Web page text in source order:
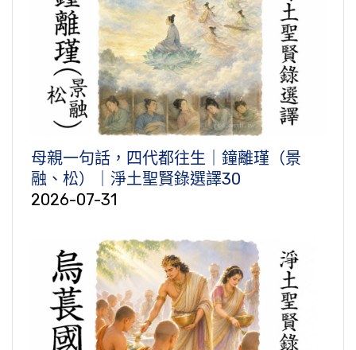
母親一句話，四代都往生｜鐘離瑾（景
融、松）｜淨土聖賢錄選譯30
2026-07-31